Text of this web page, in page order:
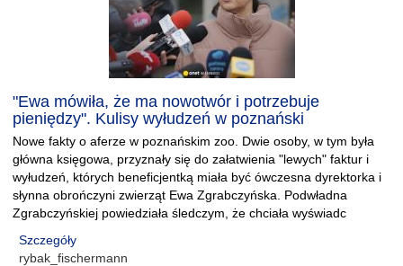
"Ewa mówiła, że ma nowotwór i potrzebuje
pieniędzy". Kulisy wyłudzeń w poznański
Nowe fakty o aferze w poznańskim zoo. Dwie osoby, w tym była
główna księgowa, przyznały się do załatwienia "lewych" faktur i
wyłudzeń, których beneficjentką miała być ówczesna dyrektorka i
słynna obrończyni zwierząt Ewa Zgrabczyńska. Podwładna
Zgrabczyńskiej powiedziała śledczym, że chciała wyświadc
Szczegóły
rybak_fischermann